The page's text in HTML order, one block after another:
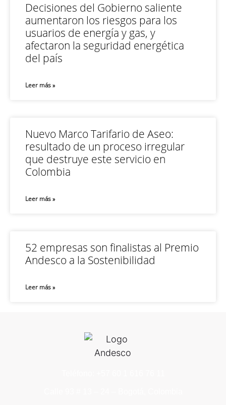
Decisiones del Gobierno saliente
aumentaron los riesgos para los
usuarios de energía y gas, y
afectaron la seguridad energética
del país
Leer más »
Nuevo Marco Tarifario de Aseo:
resultado de un proceso irregular
que destruye este servicio en
Colombia
Leer más »
52 empresas son finalistas al Premio
Andesco a la Sostenibilidad
Leer más »